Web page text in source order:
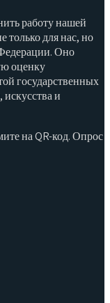
работу нашей
только для нас, но
Оно
оценку
государственных
и
на QR-код. Опрос